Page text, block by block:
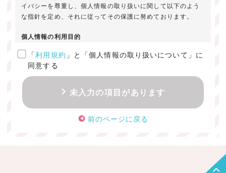
イバシーを尊重し、個人情報の取り扱いに関して以下のよう
な指針を定め、それに従ってその保護に努めております。
個人情報の利用目的
ご提供いただきました個人情報は、以下のためにのみ利用い
たします。
・お問い合わせに対する回答及び資料送付のご連絡
・当社のお客様向けサービスの提供
・本人確認
・サービスの開発・改善のための分析
「利用規約 」と「個人情報の取り扱いについて」に
同意する
未入力の項目があります
前のページに戻る